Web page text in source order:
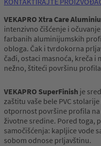
VEKAPRO Xtra Care
intenzivno čišćenje i
farbanih aluminijumskih
obloga. Čak i tvrdokorna
čađi, ostaci masnoća, kreča
nežno, štiteći površinu
VEKAPRO SuperFinish je
zaštitu vaše bele PVC
otpornost površine profila
životne sredine. Pored toga,
samočišćenja: kapljice vode
sobom odnose prljavštinu.